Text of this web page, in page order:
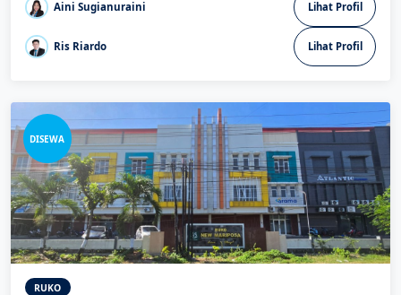
Aini Sugianuraini Lihat Profil
Ris Riardo Lihat Profil
DISEWA
RUKO